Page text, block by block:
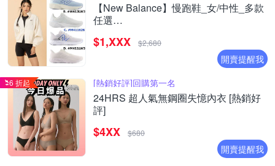
【New Balance】慢跑鞋_女/中性_多款
任選
(網路獨家款)
$1,XXX $2,680
開賣提醒我
6 折起 [熱銷好評]回購第一名
24HRS 超人氣無鋼圈失憶內衣 [熱銷好
評]
$4XX $680
開賣提醒我